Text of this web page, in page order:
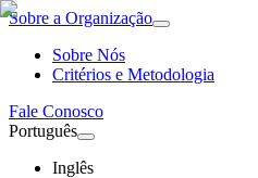
Sobre a Organização
Sobre Nós
Critérios e Metodologia
Fale Conosco
Português
Inglês